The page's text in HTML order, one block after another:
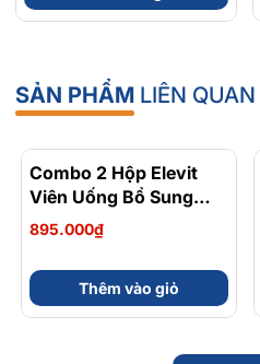
SẢN PHẨM LIÊN QUAN
Combo 2 Hộp Elevit
Viên Uống Bổ Sung
Vitamin Tổng Hợp Mẹ
Bầu Cho Bé Ti
Breastfeeding 30 Viên
895.000₫
Thêm vào giỏ